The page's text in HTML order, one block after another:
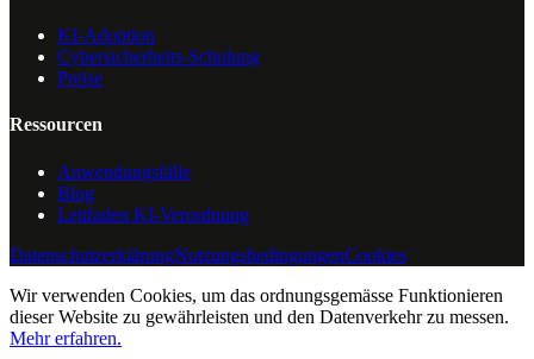
KI-Adoption
Cybersicherheits-Schulung
Preise
Ressourcen
Anwendungsfälle
Blog
Leitfaden KI-Verordnung
DatenschutzerklärungNutzungsbedingungenCookies
Wir verwenden Cookies, um das ordnungsgemässe Funktionieren
dieser Website zu gewährleisten und den Datenverkehr zu messen.
Mehr erfahren.